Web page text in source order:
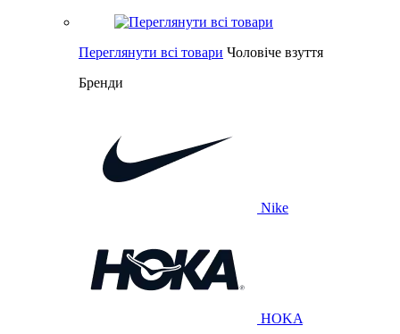
Переглянути всі товари Чоловіче взуття
Бренди
Nike
HOKA